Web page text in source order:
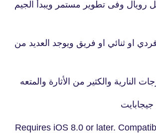
رويال وفى تطوير مستمر ويبدأ الجيم
او ثنائي او فريق ويوجد العديد من
النارية والكثير من الأثارة والمتعه